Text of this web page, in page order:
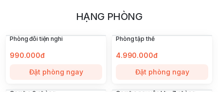
HẠNG PHÒNG
Phòng đôi tiện nghi
990.000đ
Đặt phòng ngay
Phòng tập thể
4.990.000đ
Đặt phòng ngay